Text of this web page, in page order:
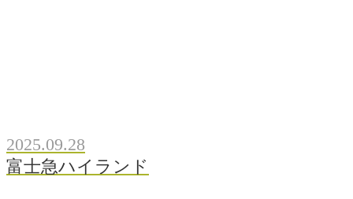
2025.09.28
富士急ハイランド